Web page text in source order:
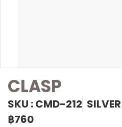
CLASP
SKU : CMD-212 SILVER
฿760